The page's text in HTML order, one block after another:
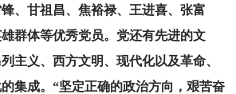
、甘祖昌、焦裕禄、王进喜、张富
群体等优秀党员。党还有先进的文
主义、西方文明、现代化以及革命、
集成。“坚定正确的政治方向，艰苦奋